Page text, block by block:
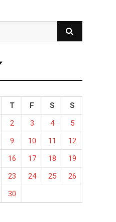
T F S
S
2 3 4
5
9 10 11
12
16 17 18
19
23 24 25
26
30